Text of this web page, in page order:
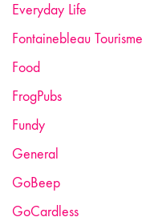
Everyday Life
Fontainebleau Tourisme
Food
FrogPubs
Fundy
General
GoBeep
GoCardless